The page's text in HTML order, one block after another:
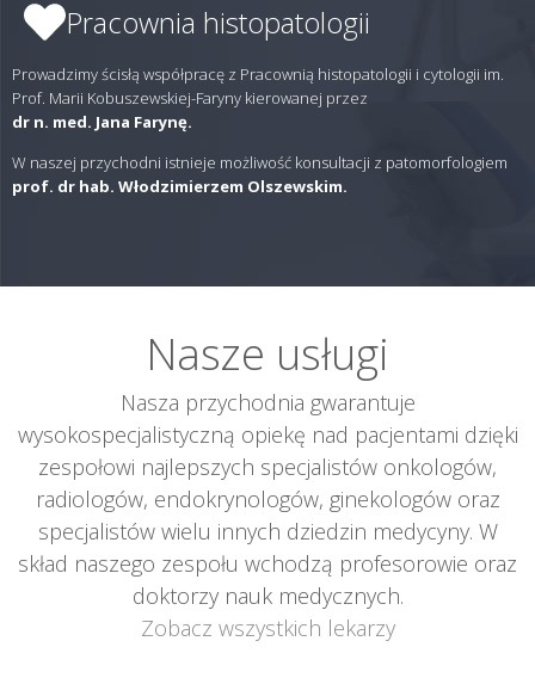
Pracownia histopatologii
Prowadzimy ścisłą współpracę z Pracownią histopatologii i cytologii im.
Prof. Marii Kobuszewskiej-Faryny kierowanej przez
dr n. med. Jana Farynę.
W naszej przychodni istnieje możliwość konsultacji z patomorfologiem
prof. dr hab. Włodzimierzem Olszewskim.
Nasze usługi
Nasza przychodnia gwarantuje
wysokospecjalistyczną opiekę nad pacjentami dzięki
zespołowi najlepszych specjalistów onkologów,
radiologów, endokrynologów, ginekologów oraz
specjalistów wielu innych dziedzin medycyny. W
skład naszego zespołu wchodzą profesorowie oraz
doktorzy nauk medycznych.
Zobacz wszystkich lekarzy